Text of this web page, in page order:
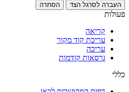
העברה לסרגל הצד הסתרה
פעולות
קריאה
עריכת קוד מקור
עריכה
גרסאות קודמות
כללי